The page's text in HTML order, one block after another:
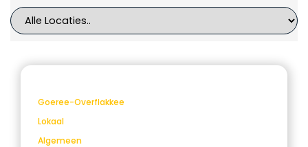
Goeree-Overflakkee
Lokaal
Algemeen